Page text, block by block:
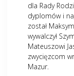
dla Rady
dyplomów i
został
wywalczył
Mateuszowi
zwycięzcom
Mazur.